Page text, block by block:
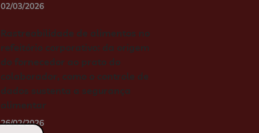
02/03/2026
Rastreabilidade de alimentos no
refeitório corporativo: da origem
do fornecedor ao prato do
colaborador, como o controle de
dados sustenta a segurança
alimentar
26/02/2026